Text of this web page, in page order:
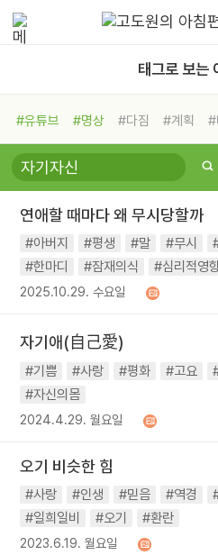
태그로 보는
#유튜브 #명상 #다짐 #계획 #
#비전캠프
#독서캠프 #삶
#희망
#나눔 #친구 #링컨학교
#독서
#건강 #면역력
연애할 때마다 왜 무시당할까
#아버지 #평생 #말 #무시
#한마디
#잠재의식 #심리적영
2025.10.29. 수요일
자기애(自己愛)
#기쁨 #사랑 #평화 #고요
#자신의몸
2024.4.29. 월요일
오기 비슷한 힘
#사랑 #인생 #믿음 #역경
#일희일비
#오기 #환란
2023.6.19. 월요일